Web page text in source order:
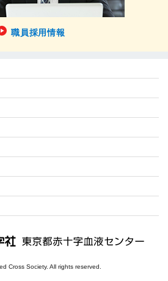
職員採用情報
Cross Society. All rights reserved.